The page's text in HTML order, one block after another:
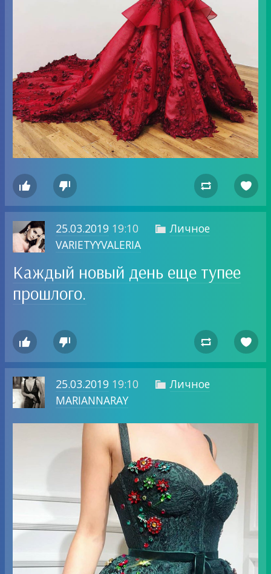
   
25.03.201919:10  Личное
VARIETYYVALERIA
Каждый новый день еще тупее
прошлого.
   
25.03.201919:10  Личное
MARIANNARAY